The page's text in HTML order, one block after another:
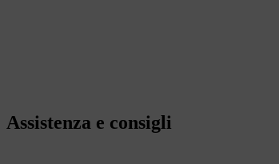
Assistenza e consigli